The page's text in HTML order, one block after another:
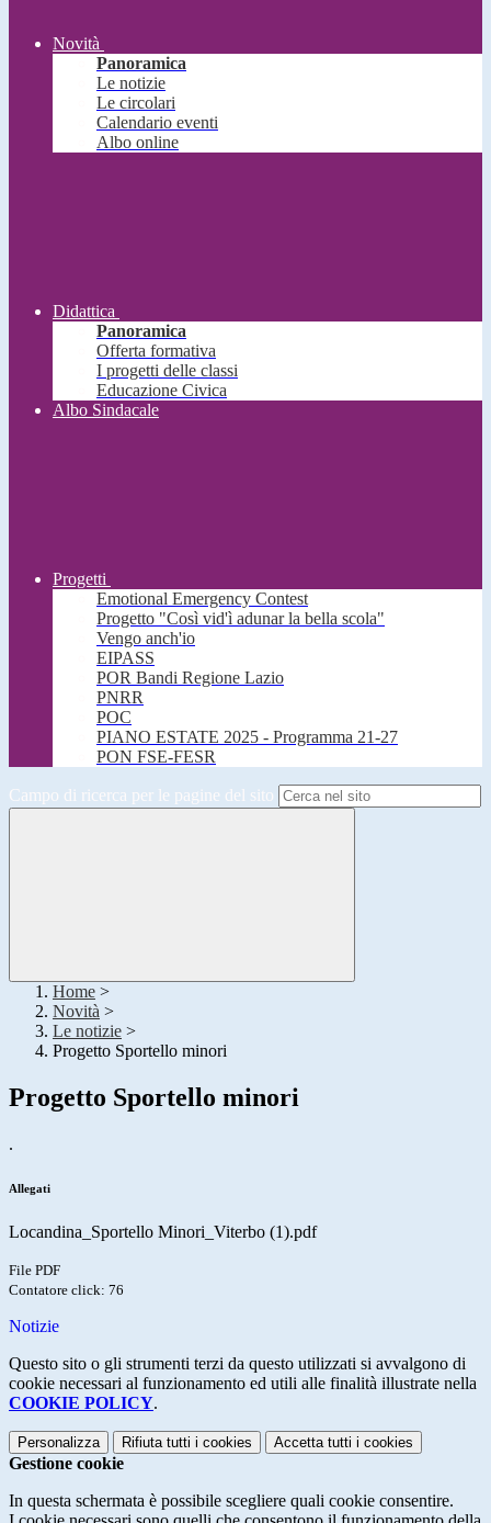
Novità
Panoramica
Le notizie
Le circolari
Calendario eventi
Albo online
Didattica
Panoramica
Offerta formativa
I progetti delle classi
Educazione Civica
Albo Sindacale
Progetti
Emotional Emergency Contest
Progetto "Così vid'ì adunar la bella scola"
Vengo anch'io
EIPASS
POR Bandi Regione Lazio
PNRR
POC
PIANO ESTATE 2025 - Programma 21-27
PON FSE-FESR
Campo di ricerca per le pagine del sito
Home >
Novità >
Le notizie >
Progetto Sportello minori
Progetto Sportello minori
.
Allegati
Locandina_Sportello Minori_Viterbo (1).pdf
File PDF
Contatore click: 76
Notizie
Questo sito o gli strumenti terzi da questo utilizzati si avvalgono di
cookie necessari al funzionamento ed utili alle finalità illustrate nella
COOKIE POLICY.
Personalizza Rifiuta tutti i cookies Accetta tutti i cookies
Gestione cookie
In questa schermata è possibile scegliere quali cookie consentire.